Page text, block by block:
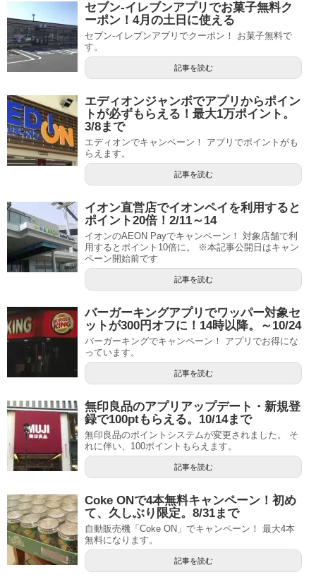
セブン-イレブンアプリでお菓子無料ク
ーポン！4月の土日に使える
セブン-イレブンアプリでクーポン！ お菓子無料で
す。
記事を読む
エディオンジャンボでアプリからポイン
トが必ずもらえる！最大1万ポイント。
3/8まで
エディオンでキャンペーン！ アプリでポイントがも
らえます。
記事を読む
イオン直営店でイオンペイを利用すると
ポイント20倍！2/11～14
イオンのAEON Payでキャンペーン！ 対象店舗で利
用するとポイント10倍に。 ※本記事公開日はキャン
ペーン開始前です
記事を読む
バーガーキングアプリでワッパー対象セ
ットが300円オフに！14時以降。～10/24
バーガーキングでキャンペーン！ アプリでお得にな
っています。
記事を読む
無印良品のアプリアップデート・新規登
録で100ptもらえる。10/14まで
無印良品のポイントシステムが変更されました。 そ
れに伴い、100ポイントもらえます。
記事を読む
Coke ONで4本無料キャンペーン！初め
て、久しぶり限定。8/31まで
自動販売機「Coke ON」でキャンペーン！ 最大4本
無料になります。
記事を読む